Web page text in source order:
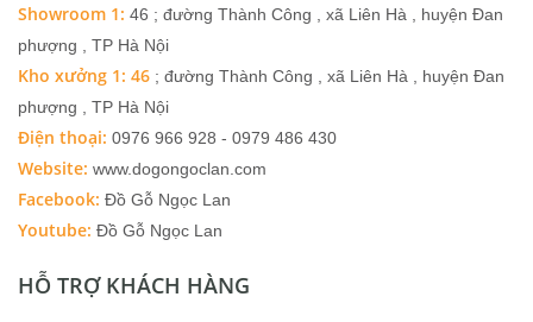
Showroom 1: 46 ; đường Thành Công , xã Liên Hà , huyện Đan
phượng , TP Hà Nội
Kho xưởng 1: 46 ; đường Thành Công , xã Liên Hà , huyện Đan
phượng , TP Hà Nội
Điện thoại: 0976 966 928 - 0979 486 430
Website: www.dogongoclan.com
Facebook: Đồ Gỗ Ngọc Lan
Youtube: Đồ Gỗ Ngọc Lan
HỖ TRỢ KHÁCH HÀNG